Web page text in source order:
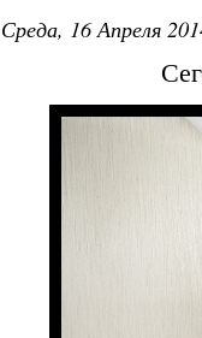
Среда, 16 Апреля